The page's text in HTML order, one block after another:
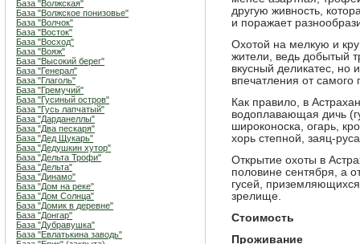
База "Волжская"
База "Волжское понизовье"
База "Волчок"
База "Восток"
База "Восход"
База "Вояж"
База "Высокий берег"
База "Генерал"
База "Глаголь"
База "Гремучий"
База "Гусиный остров"
База "Гусь лапчатый"
База "Дарданеллы"
База "Два пескаря"
База "Дед Щукарь"
База "Дедушкин хутор"
База "Дельта Трофи"
База "Дельта"
База "Динамо"
База "Дом на реке"
База "Дом Солнца"
База "Домик в деревне"
База "Донгар"
База "Дубравушка"
База "Евлатькина заводь"
другую живность,
и поражает
Охотой на мелкую и
жители, ведь добытый
вкусный деликатес, но
впечатления от самого
Как правило, в
водоплавающая дичь
широконоска, огарь,
хорь степной, заяц-
Открытие охоты в
половине сентября, а
гусей,
зрелище.
Стоимость
Проживание